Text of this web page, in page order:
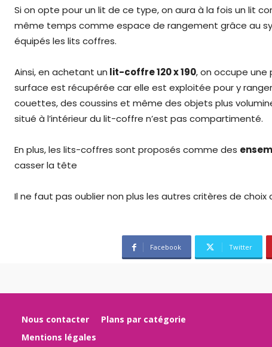
Si on opte pour un lit de ce type, on aura à la fois un lit
même temps comme espace de rangement grâce au
équipés les lits coffres.
Ainsi, en achetant un lit-coffre 120 x 190, on occupe
surface est récupérée car elle est exploitée pour y
couettes, des coussins et même des objets plus
situé à l’intérieur du lit-coffre n’est pas compartimenté.
En plus, les lits-coffres sont proposés comme des
casser la tête
Il ne faut pas oublier non plus les autres critères de
Facebook Twitter
Nous contacter
Plans par catégorie
Mentions légales